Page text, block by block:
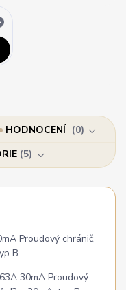
HODNOCENÍ
0
5
Proudový chránič,
B